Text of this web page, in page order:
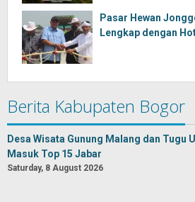
Pasar Hewan
Lengkap dengan
Berita Kabupaten Bogor
Desa Wisata Gunung Malang dan Tugu
Masuk Top 15 Jabar
Saturday, 8 August 2026